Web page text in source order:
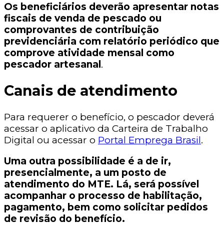
Os beneficiários deverão apresentar notas
fiscais de venda de pescado ou
comprovantes de contribuição
previdenciária com relatório periódico que
comprove atividade mensal como
pescador artesanal .
Canais de atendimento
Para requerer o benefício, o pescador deverá
acessar o aplicativo da Carteira de Trabalho
Digital ou acessar o Portal Emprega Brasil.
Uma outra possibilidade é a de ir,
presencialmente, a um posto de
atendimento do MTE. Lá, será possível
acompanhar o processo de habilitação,
pagamento, bem como solicitar pedidos
de revisão do benefício.